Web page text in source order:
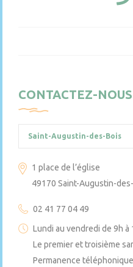
CONTACTEZ-NOUS
Saint-Augustin-des-Bois
1 place de l’église
49170 Saint-Augustin-
02 41 77 04 49
Lundi au vendredi de 9h à
Le premier et troisième
Permanence